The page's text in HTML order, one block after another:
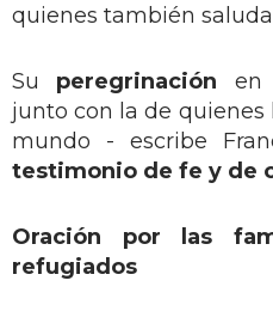
quienes también
Su peregrinación en
junto con la de quienes
mundo - escribe
testimonio de fe y de
Oración por las
refugiados